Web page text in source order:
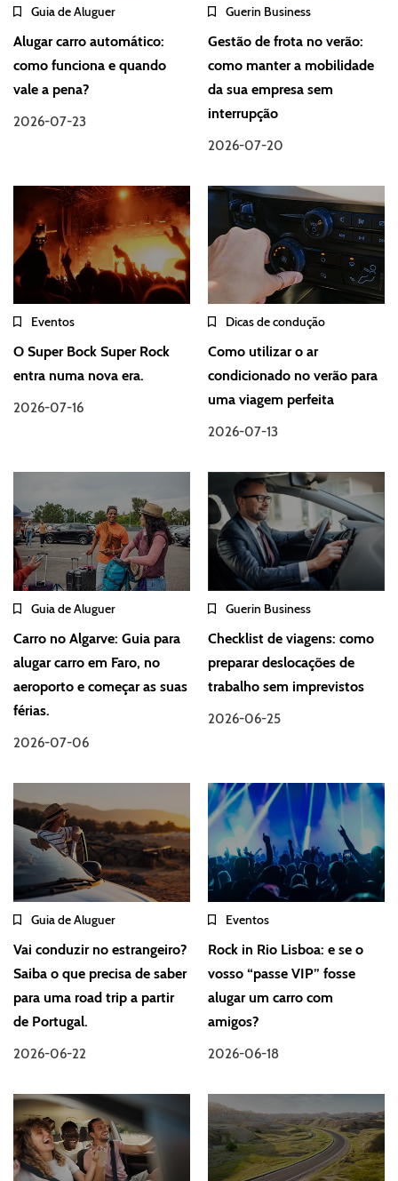
Guia de Aluguer
Alugar carro automático:
como funciona e quando
vale a pena?
2026-07-23
Guerin Business
Gestão de frota no verão:
como manter a mobilidade
da sua empresa sem
interrupção
2026-07-20
Eventos
O Super Bock Super Rock
entra numa nova era.
2026-07-16
Dicas de condução
Como utilizar o ar
condicionado no verão para
uma viagem perfeita
2026-07-13
Guia de Aluguer
Carro no Algarve: Guia para
alugar carro em Faro, no
aeroporto e começar as suas
férias.
2026-07-06
Guerin Business
Checklist de viagens: como
preparar deslocações de
trabalho sem imprevistos
2026-06-25
Guia de Aluguer
Vai conduzir no estrangeiro?
Saiba o que precisa de saber
para uma road trip a partir
de Portugal.
2026-06-22
Eventos
Rock in Rio Lisboa: e se o
vosso “passe VIP” fosse
alugar um carro com
amigos?
2026-06-18